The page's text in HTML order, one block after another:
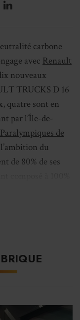
carbone
avec Renault
nouveaux
TRUCKS D 16
quatre sont en
par l’Île-de-
de
du
de 80% de ses
à l’Oleo100,
par des